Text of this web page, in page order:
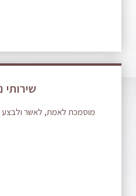
שירותי
מוסמכת לאמת, לאשר ולבצע